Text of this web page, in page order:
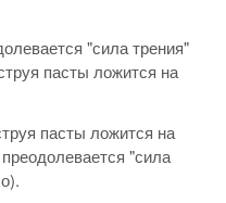
"сила трения"
пасты ложится на
пасты ложится на
"сила